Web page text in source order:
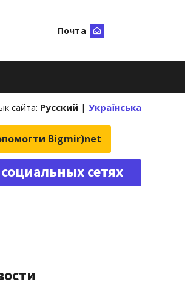
Почта
сайта: Русский | Українська
Bigmir)net
сетях